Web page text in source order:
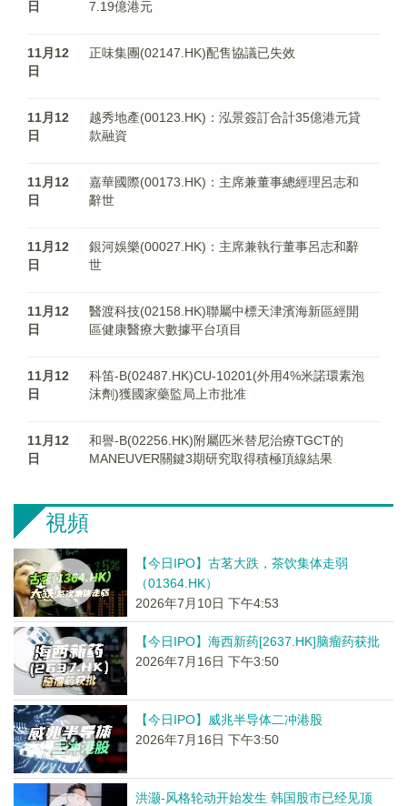
日 7.19億港元
11月12
日
正味集團(02147.HK)配售協議已失效
11月12
日
越秀地產(00123.HK)：泓景簽訂合計35億港元貸
款融資
11月12
日
嘉華國際(00173.HK)：主席兼董事總經理呂志和
辭世
11月12
日
銀河娛樂(00027.HK)：主席兼執行董事呂志和辭
世
11月12
日
醫渡科技(02158.HK)聯屬中標天津濱海新區經開
區健康醫療大數據平台項目
11月12
日
科笛-B(02487.HK)CU-10201(外用4%米諾環素泡
沫劑)獲國家藥監局上市批准
11月12
日
和譽-B(02256.HK)附屬匹米替尼治療TGCT的
MANEUVER關鍵3期研究取得積極頂線結果
視頻
【今日IPO】古茗大跌，茶饮集体走弱
（01364.HK）
2026年7月10日 下午4:53
【今日IPO】海西新药[2637.HK]脑瘤药获批
2026年7月16日 下午3:50
【今日IPO】威兆半导体二冲港股
2026年7月16日 下午3:50
洪灏-风格轮动开始发生 韩国股市已经见顶